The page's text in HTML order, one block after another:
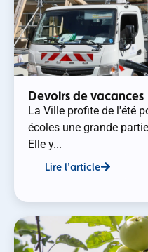
Devoirs de vacances
La Ville profite de l'été
écoles une grande
Elle y...
Lire l'article